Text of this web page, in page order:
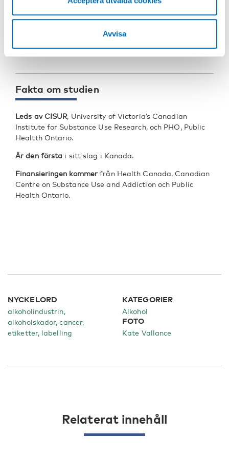
Avvisa
Fakta om studien
Leds av CISUR, University of Victoria’s Canadian
Institute for Substance Use Research, och PHO, Public
Healtth Ontario.
Är den första i sitt slag i Kanada.
Finansieringen kommer från Health Canada, Canadian
Centre on Substance Use and Addiction och Public
Health Ontario.
NYCKELORD
alkoholindustrin,
alkoholskador, cancer,
etiketter, labelling
KATEGORIER
Alkohol
FOTO
Kate Vallance
Relaterat innehåll